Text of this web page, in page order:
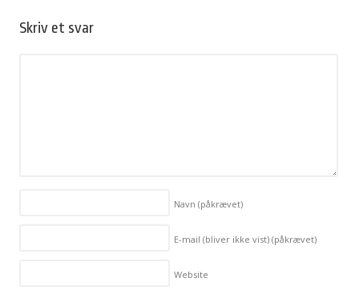
Skriv et svar
Navn(påkrævet)
E-mail (bliver ikke vist)(påkrævet)
Website